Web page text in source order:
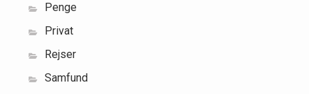
Penge
Privat
Rejser
Samfund